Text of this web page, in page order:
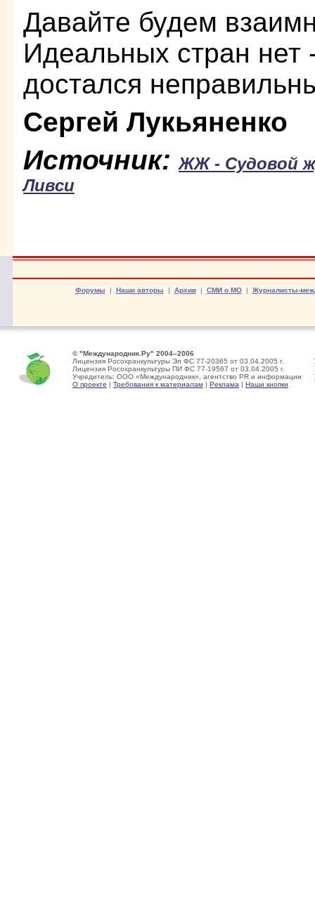
Давайте будем
Идеальных стран нет
достался
Сергей Лукьяненко
Источник: ЖЖ - Судовой
Ливси
Форумы | Наши авторы | Архив| СМИ о МО| Журналисты-
© "Международник.Ру" 2004–2006
Лицензия Росохранкультуры Эл ФС 77-20365 от 03.04.2005 г.
Лицензия Росохранкультуры ПИ ФС 77-19567 от 03.04.2005 г.
Учредитель: ООО «Международник», агентство PR и информации
О проекте | Требования к материалам | Реклама | Наши кнопки